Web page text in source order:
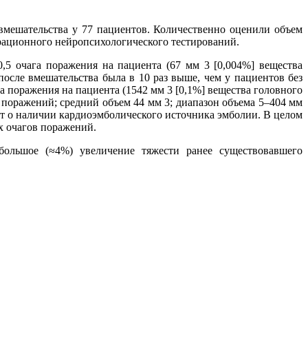
у 77 пациентов. Количественно оценили объем
нейропсихологического тестирований.
очага поражения на пациента (67 мм 3 [0,004%] вещества
вмешательства была в 10 раз выше, чем у пациентов без
на пациента (1542 мм 3 [0,1%] вещества головного
средний объем 44 мм 3; диапазон объема 5–404 мм
наличии кардиоэмболического источника эмболии. В целом
очагов поражений.
(≈4%) увеличение тяжести ранее существовавшего